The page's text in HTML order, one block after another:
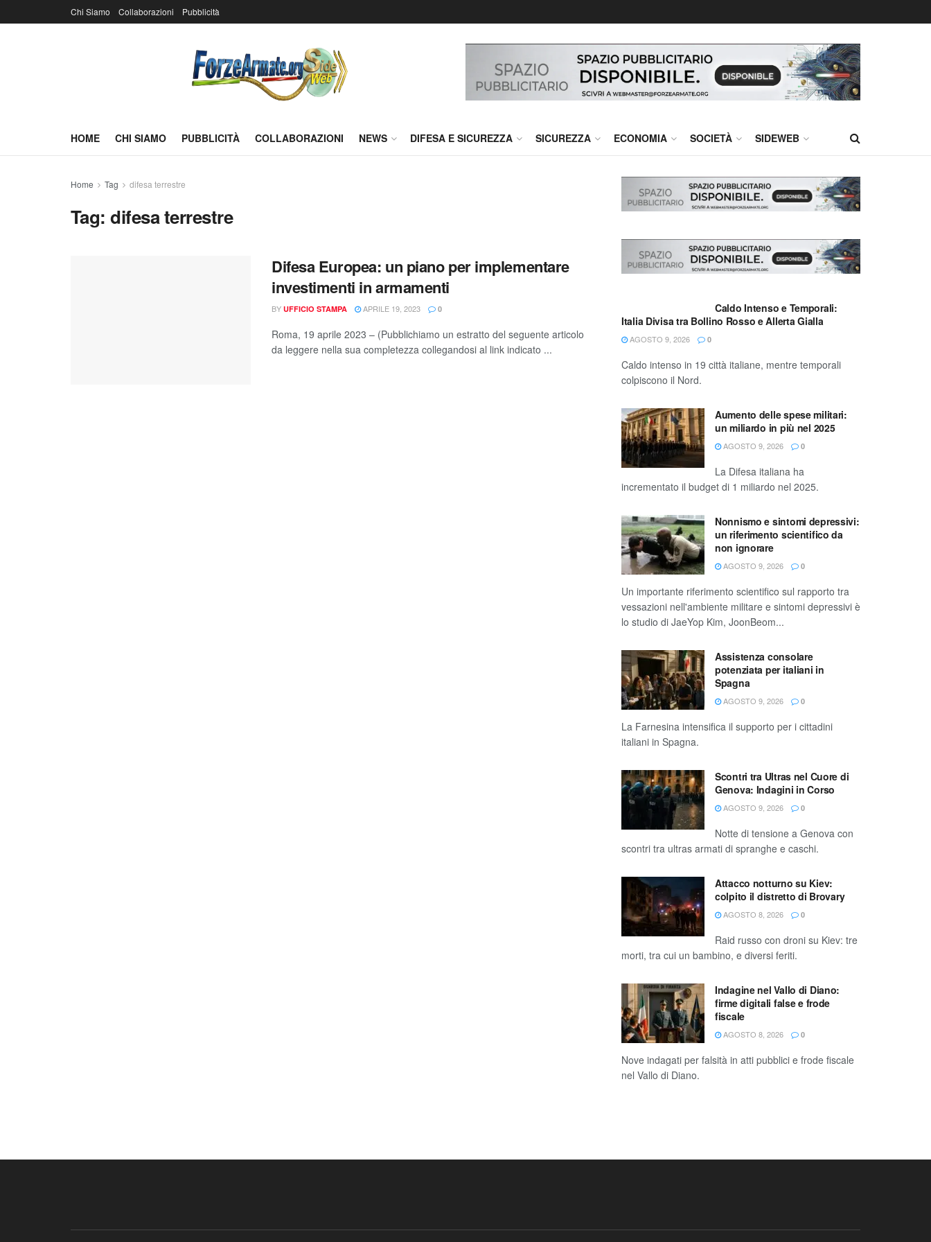
Chi Siamo Collaborazioni Pubblicità
HOME CHI SIAMO PUBBLICITÀ COLLABORAZIONI NEWS DIFESA E SICUREZZA SICUREZZA ECONOMIA SOCIETÀ SIDEWEB
Home Tag difesa terrestre
Tag:difesa terrestre
Difesa Europea: un piano per implementare
investimenti in armamenti
BY UFFICIO STAMPA APRILE 19, 2023 0
Roma, 19 aprile 2023 – (Pubblichiamo un estratto del seguente articolo
da leggere nella sua completezza collegandosi al link indicato ...
Caldo Intenso e Temporali:
Italia Divisa tra Bollino Rosso e Allerta Gialla
AGOSTO 9, 2026 0
Caldo intenso in 19 città italiane, mentre temporali
colpiscono il Nord.
Aumento delle spese militari:
un miliardo in più nel 2025
AGOSTO 9, 2026 0
La Difesa italiana ha
incrementato il budget di 1 miliardo nel 2025.
Nonnismo e sintomi depressivi:
un riferimento scientifico da
non ignorare
AGOSTO 9, 2026 0
Un importante riferimento scientifico sul rapporto tra
vessazioni nell'ambiente militare e sintomi depressivi è
lo studio di JaeYop Kim, JoonBeom...
Assistenza consolare
potenziata per italiani in
Spagna
AGOSTO 9, 2026 0
La Farnesina intensifica il supporto per i cittadini
italiani in Spagna.
Scontri tra Ultras nel Cuore di
Genova: Indagini in Corso
AGOSTO 9, 2026 0
Notte di tensione a Genova con
scontri tra ultras armati di spranghe e caschi.
Attacco notturno su Kiev:
colpito il distretto di Brovary
AGOSTO 8, 2026 0
Raid russo con droni su Kiev: tre
morti, tra cui un bambino, e diversi feriti.
Indagine nel Vallo di Diano:
firme digitali false e frode
fiscale
AGOSTO 8, 2026 0
Nove indagati per falsità in atti pubblici e frode fiscale
nel Vallo di Diano.